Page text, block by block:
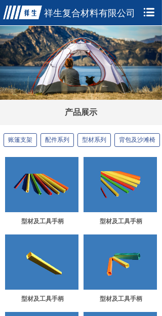
产品展示
账篷支架 配件系列 型材系列 背包及沙滩椅
型材及工具手柄 型材及工具手柄
型材及工具手柄 型材及工具手柄
祥生复合材料有限公司